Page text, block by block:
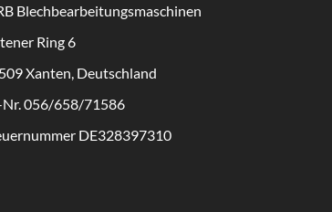
Blechbearbeitungsmaschinen
Ring 6
Xanten, Deutschland
056/658/71586
DE328397310